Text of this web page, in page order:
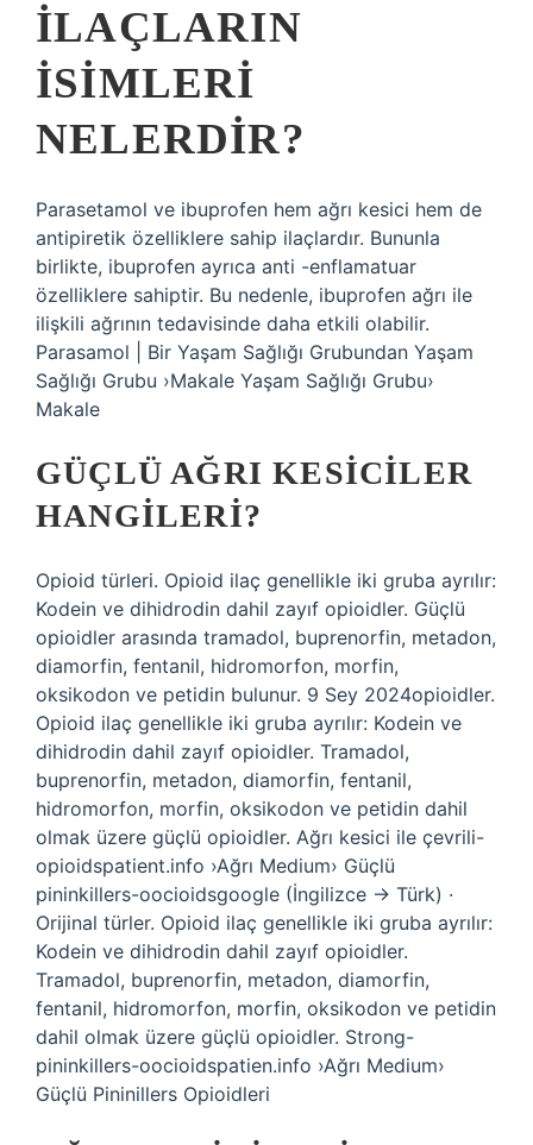
ILAÇLARIN
ISIMLERI
NELERDIR?
Parasetamol ve ibuprofen hem ağrı kesici hem de
antipiretik özelliklere sahip ilaçlardır. Bununla
birlikte, ibuprofen ayrıca anti -enflamatuar
özelliklere sahiptir. Bu nedenle, ibuprofen ağrı ile
ilişkili ağrının tedavisinde daha etkili olabilir.
Parasamol | Bir Yaşam Sağlığı Grubundan Yaşam
Sağlığı Grubu ›Makale Yaşam Sağlığı Grubu›
Makale
GÜÇLÜ AĞRI KESICILER
HANGILERI?
Opioid türleri. Opioid ilaç genellikle iki gruba ayrılır:
Kodein ve dihidrodin dahil zayıf opioidler. Güçlü
opioidler arasında tramadol, buprenorfin, metadon,
diamorfin, fentanil, hidromorfon, morfin,
oksikodon ve petidin bulunur. 9 Sey 2024opioidler.
Opioid ilaç genellikle iki gruba ayrılır: Kodein ve
dihidrodin dahil zayıf opioidler. Tramadol,
buprenorfin, metadon, diamorfin, fentanil,
hidromorfon, morfin, oksikodon ve petidin dahil
olmak üzere güçlü opioidler. Ağrı kesici ile çevrili-
opioidspatient.info ›Ağrı Medium› Güçlü
pininkillers-oocioidsgoogle (İngilizce → Türk) ·
Orijinal türler. Opioid ilaç genellikle iki gruba ayrılır:
Kodein ve dihidrodin dahil zayıf opioidler.
Tramadol, buprenorfin, metadon, diamorfin,
fentanil, hidromorfon, morfin, oksikodon ve petidin
dahil olmak üzere güçlü opioidler. Strong-
pininkillers-oocioidspatien.info ›Ağrı Medium›
Güçlü Pininillers Opioidleri